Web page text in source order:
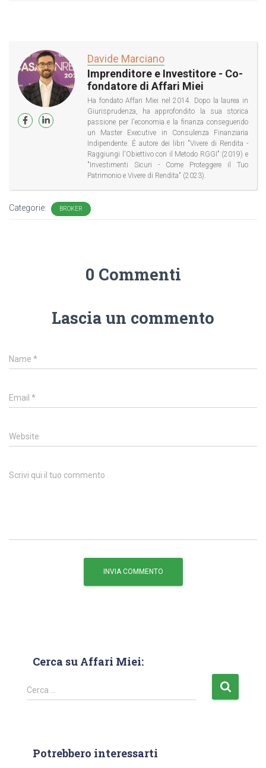
Davide Marciano
Imprenditore e Investitore - Co-
fondatore di Affari Miei
Ha fondato Affari Miei nel 2014. Dopo la laurea in
Giurisprudenza, ha approfondito la sua storica
passione per l'economia e la finanza conseguendo
un Master Executive in Consulenza Finanziaria
Indipendente. É autore dei libri "Vivere di Rendita -
Raggiungi l'Obiettivo con il Metodo RGGI" (2019) e
"Investimenti Sicuri - Come Proteggere il Tuo
Patrimonio e Vivere di Rendita" (2023).
Categorie: BROKER
0 Commenti
Lascia un commento
Name *
Email *
Website
Scrivi qui il tuo commento
Cerca su Affari Miei:
Cerca …
Potrebbero interessarti